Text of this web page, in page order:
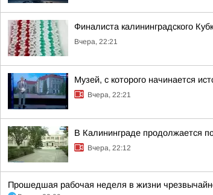
Финалиста калининградского
Вчера, 22:21
Музей, с которого начинается
Вчера, 22:21
В Калининграде продолжается
Вчера, 22:12
Прошедшая рабочая неделя в жизни